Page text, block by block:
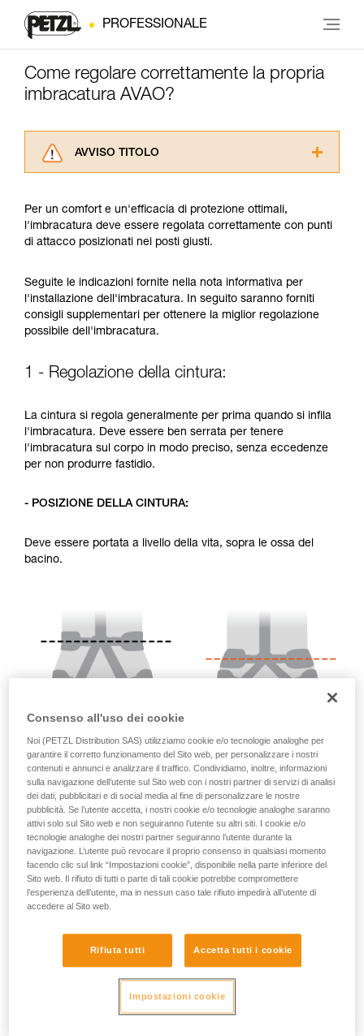
PROFESSIONALE
Come regolare correttamente la propria
imbracatura AVAO?
AVVISO TITOLO
consultarlo. Dovete aver compreso le
informazioni dell’istruzione tecnica per poter
capire queste ulteriori informazioni.
formazione ed un addestramento specifico.
Verificate con un professionista la vostra
capacità di rifare la manovra, da soli, in piena
sicurezza, prima di riprodurla autonomamente.
vengono qui descritte.
Per un comfort e un'efficacia di protezione ottimali,
l'imbracatura deve essere regolata correttamente con punti
di attacco posizionati nei posti giusti.
Seguite le indicazioni fornite nella nota informativa per
l'installazione dell'imbracatura. In seguito saranno forniti
consigli supplementari per ottenere la miglior regolazione
possibile dell'imbracatura.
1 - Regolazione della cintura:
La cintura si regola generalmente per prima quando si infila
l'imbracatura. Deve essere ben serrata per tenere
l'imbracatura sul corpo in modo preciso, senza eccedenze
per non produrre fastidio.
- POSIZIONE DELLA CINTURA:
Deve essere portata a livello della vita, sopra le ossa del
bacino.
- POSIZIONE DEI PUNTI LATERALI:
I punti di attacco laterali si devono trovare a livello delle ossa
iliache.
Consenso all'uso dei cookie
Noi (PETZL Distribution SAS) utilizziamo cookie e/o tecnologie analoghe per
garantire il corretto funzionamento del Sito web, per personalizzare i nostri
contenuti e annunci e analizzare il traffico. Condividiamo, inoltre, informazioni
sulla navigazione dell’utente sul Sito web con i nostri partner di servizi di analisi
dei dati, pubblicitari e di social media al fine di personalizzare le nostre
pubblicità. Se l’utente accetta, i nostri cookie e/o tecnologie analoghe saranno
attivi solo sul Sito web e non seguiranno l’utente su altri siti. I cookie e/o
tecnologie analoghe dei nostri partner seguiranno l’utente durante la
navigazione. L’utente può revocare il proprio consenso in qualsiasi momento
facendo clic sul link “Impostazioni cookie”, disponibile nella parte inferiore del
Sito web. Il rifiuto di tutti o parte di tali cookie potrebbe compromettere
l’esperienza dell’utente, ma in nessun caso tale rifiuto impedirà all’utente di
accedere al Sito web.
Rifiuta tutti Accetta tutti i cookie
Impostazioni cookie